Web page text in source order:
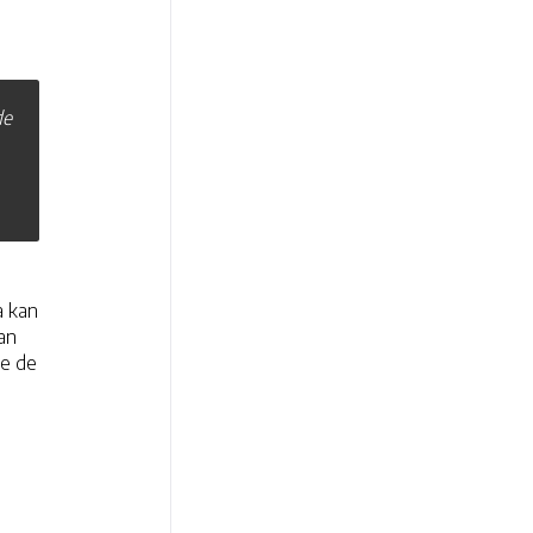
kan
de